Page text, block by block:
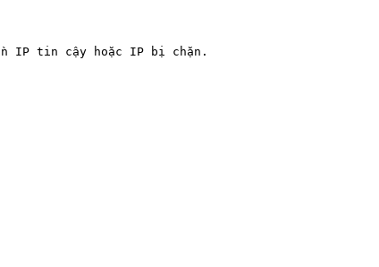
IP tin cậy hoặc IP bị chặn.